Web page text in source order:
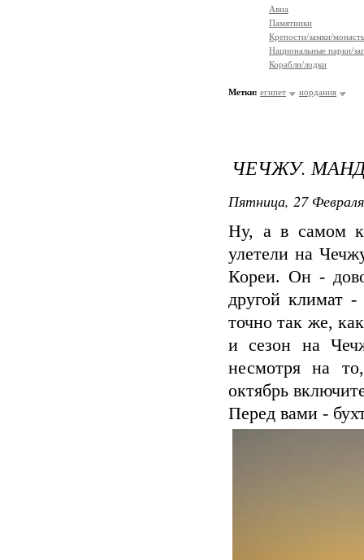
Авиа
Памятники
Крепости/замки/
Национальные парки/
Корабли/лодки
Метки: египет иордания
ЧЕЧЖУ.
Пятница, 27
Ну, а в самом
улетели на
Кореи. Он -
другой климат -
точно так же,
и сезон на
несмотря на
октябрь
Перед вами -